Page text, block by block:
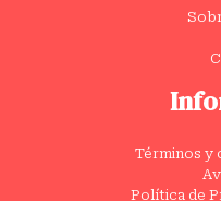
Términos y
Política de